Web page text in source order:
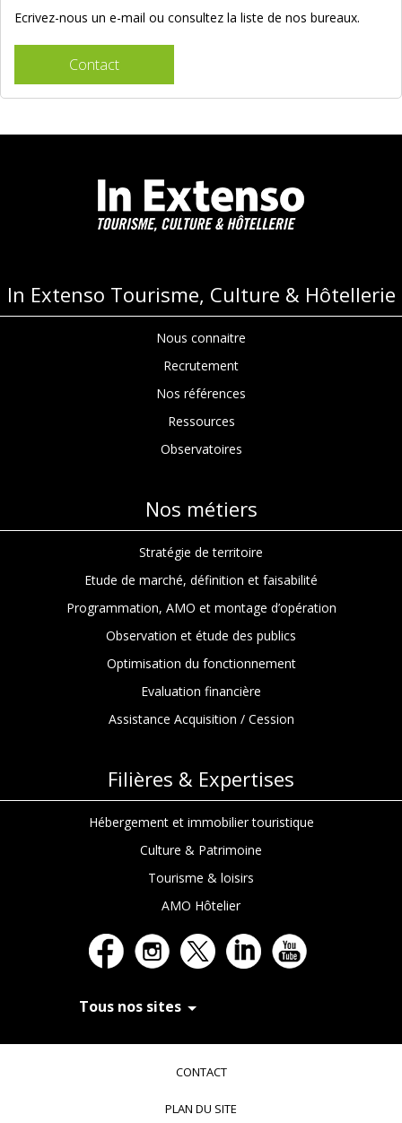
Ecrivez-nous un e-mail ou consultez la liste de nos bureaux.
Contact
In Extenso Tourisme, Culture & Hôtellerie
Nous connaitre
Recrutement
Nos références
Ressources
Observatoires
Nos métiers
Stratégie de territoire
Etude de marché, définition et faisabilité
Programmation, AMO et montage d’opération
Observation et étude des publics
Optimisation du fonctionnement
Evaluation financière
Assistance Acquisition / Cession
Filières & Expertises
Hébergement et immobilier touristique
Culture & Patrimoine
Tourisme & loisirs
AMO Hôtelier
Tous nos sites
In Extenso Tourisme, Culture & Hôtellerie
CONTACT
PLAN DU SITE